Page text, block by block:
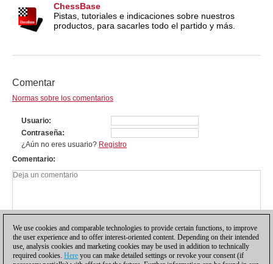
ChessBase
Pistas, tutoriales e indicaciones sobre nuestros
productos, para sacarles todo el partido y más.
Comentar
Normas sobre los comentarios
Usuario
Contraseña
¿Aún no eres usuario? Registro
Comentario
We use cookies and comparable technologies to provide certain functions, to improve
the user experience and to offer interest-oriented content. Depending on their intended
use, analysis cookies and marketing cookies may be used in addition to technically
required cookies. Here you can make detailed settings or revoke your consent (if